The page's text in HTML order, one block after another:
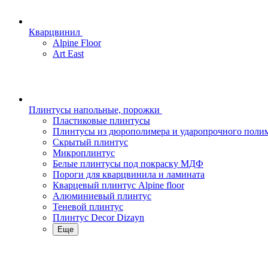
Кварцвинил
Alpine Floor
Art East
Плинтусы напольные, порожки
Пластиковые плинтусы
Плинтусы из дюрополимера и ударопрочного
Скрытый плинтус
Микроплинтус
Белые плинтусы под покраску МДФ
Пороги для кварцвинила и ламината
Кварцевый плинтус Alpine floor
Алюминиевый плинтус
Теневой плинтус
Плинтус Decor Dizayn
Еще